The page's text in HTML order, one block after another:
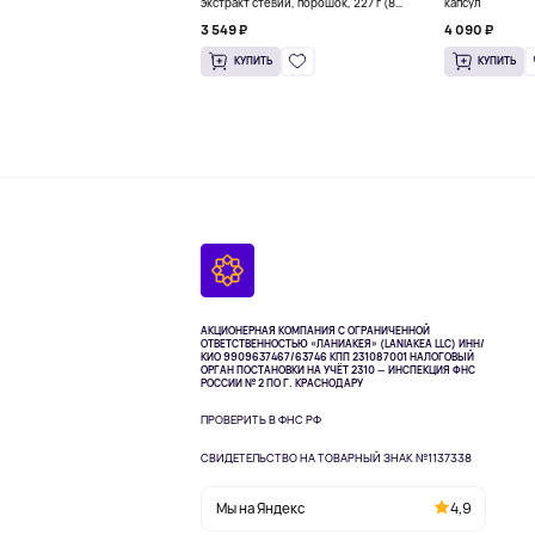
3 549 ₽
КУПИТЬ
4 090 ₽
КУПИТЬ
АКЦИОНЕРНАЯ КОМПАНИЯ С ОГРАНИЧЕННОЙ
ОТВЕТСТВЕННОСТЬЮ «ЛАНИАКЕЯ» (LANIAKEA LLC) ИНН/
КИО 9909637467/63746 КПП 231087001НАЛОГОВЫЙ
ОРГАН ПОСТАНОВКИ НА УЧЁТ 2310 — ИНСПЕКЦИЯ ФНС
РОССИИ № 2 ПО Г. КРАСНОДАРУ
ПРОВЕРИТЬ В ФНС РФ
СВИДЕТЕЛЬСТВО НА ТОВАРНЫЙ ЗНАК №1137338
Мы на Яндекс 4,9